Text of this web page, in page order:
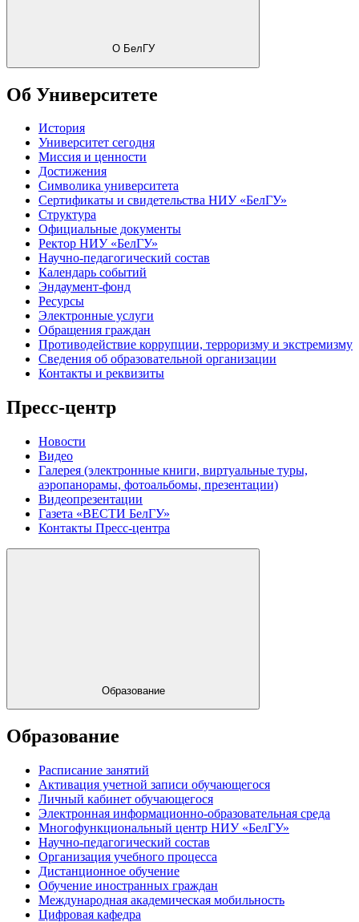
О БелГУ
Об Университете
История
Университет сегодня
Миссия и ценности
Достижения
Символика университета
Сертификаты и свидетельства НИУ «БелГУ»
Структура
Официальные документы
Ректор НИУ «БелГУ»
Научно-педагогический состав
Календарь событий
Эндаумент-фонд
Ресурсы
Электронные услуги
Обращения граждан
Противодействие коррупции, терроризму и экстремизму
Сведения об образовательной организации
Контакты и реквизиты
Пресс-центр
Новости
Видео
Галерея (электронные книги, виртуальные туры,
аэропанорамы, фотоальбомы, презентации)
Видеопрезентации
Газета «ВЕСТИ БелГУ»
Контакты Пресс-центра
Образование
Образование
Расписание занятий
Активация учетной записи обучающегося
Личный кабинет обучающегося
Электронная информационно-образовательная среда
Многофункциональный центр НИУ «БелГУ»
Научно-педагогический состав
Организация учебного процесса
Дистанционное обучение
Обучение иностранных граждан
Международная академическая мобильность
Цифровая кафедра